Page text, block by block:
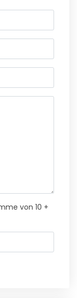
von 10 +